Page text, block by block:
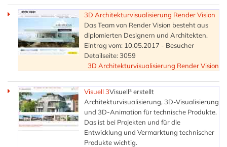
3D Architekturvisualisierung Render Vision
Das Team von Render Vision besteht aus
diplomierten Designern und Architekten.
Eintrag vom: 10.05.2017 - Besucher
Detailseite: 3059
3D Architekturvisualisierung Render Vision
Visuell 3Visuell³ erstellt
Architekturvisualisierung, 3D-Visualisierung
und 3D-Animation für technische Produkte.
Das ist bei Projekten und für die
Entwicklung und Vermarktung technischer
Produkte wichtig.